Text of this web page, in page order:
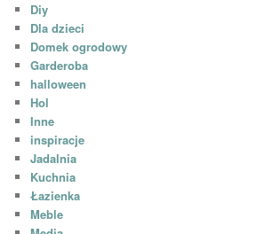
Diy
Dla dzieci
Domek ogrodowy
Garderoba
halloween
Hol
Inne
inspiracje
Jadalnia
Kuchnia
Łazienka
Meble